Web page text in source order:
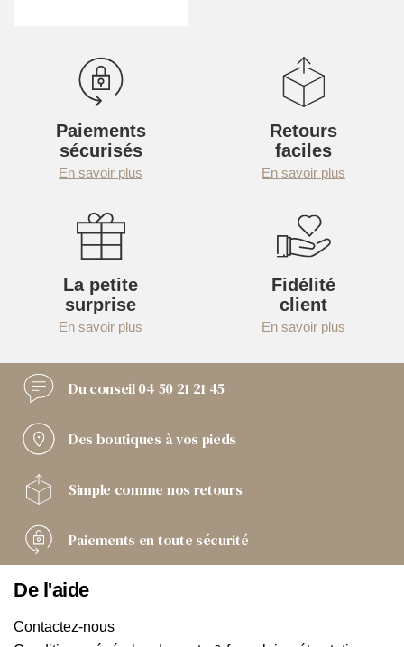
Paiements
sécurisés
En savoir plus
Retours
faciles
En savoir plus
La petite
surprise
En savoir plus
Fidélité
client
En savoir plus
Du conseil04 50 21 21 45
Des boutiques à vos pieds
Simple comme nos retours
Paiements en toute sécurité
De l'aide
Contactez-nous